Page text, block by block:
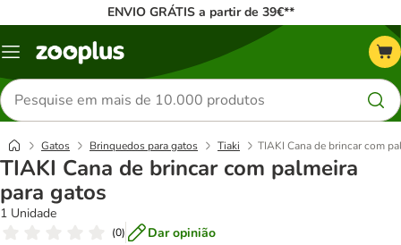
ENVIO GRÁTIS a partir de 39€**
Menu
Pesquisar
produtos
Gatos Brinquedos para gatos Tiaki TIAKI Cana de brincar com
TIAKI Cana de brincar com palmeira
para gatos
1 Unidade
(0) Dar opinião